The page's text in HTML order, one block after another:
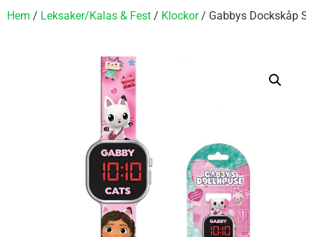
Hem / Leksaker/Kalas & Fest / Klockor/ Gabbys Dockskåp